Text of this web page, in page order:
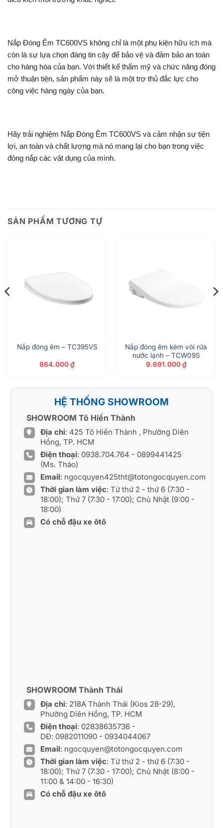
Nắp Đóng Êm TC600VS không chỉ là một phụ kiện hữu ích mà
còn là sự lựa chọn đáng tin cậy để bảo vệ và đảm bảo an toàn
cho hàng hóa của bạn. Với thiết kế thẩm mỹ và chức năng đóng
mở thuận tiện, sản phẩm này sẽ là một trợ thủ đắc lực cho
công việc hàng ngày của bạn.
Hãy trải nghiệm Nắp Đóng Êm TC600VS và cảm nhận sự tiện
lợi, an toàn và chất lượng mà nó mang lại cho bạn trong việc
đóng nắp các vật dụng của mình.
SẢN PHẨM TƯƠNG TỰ
Nắp đóng êm – TC395VS
864.000₫
Nắp đóng êm kèm vòi rửa
nước lạnh – TCW09S
9.691.000₫
HỆ THỐNG SHOWROOM
SHOWROOM Tô Hiến Thành
Địa chỉ: 425 Tô Hiến Thành , Phường Diên
Hồng, TP. HCM
Điện thoại: 0938.704.764 - 0899441425
(Ms. Thảo)
Email: ngocquyen425tht@totongocquyen.com
Thời gian làm việc: Từ thứ 2 - thứ 6 (7:30 -
18:00); Thứ 7 (7:30 - 17:00); Chủ Nhật (9:00 -
18:00)
Có chỗ đậu xe ôtô
SHOWROOM Thành Thái
Địa chỉ: 218A Thành Thái (Kios 28-29),
Phường Diên Hồng, TP. HCM
Điện thoại: 02838635736 -
DĐ: 0982011090- 0934044067
Email: ngocquyen@totongocquyen.com
Thời gian làm việc: Từ thứ 2 - thứ 6 (7:30 -
18:00); Thứ 7 (7:30 - 17:00); Chủ Nhật (8:00 -
11:00 & 14:00 - 16:30)
Có chỗ đậu xe ôtô